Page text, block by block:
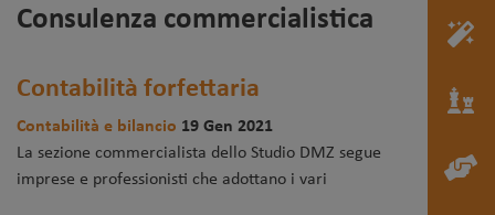
Consulenza commercialistica
Contabilità forfettaria
Contabilità e bilancio 19 Gen 2021
La sezione commercialista dello Studio DMZ segue
imprese e professionisti che adottano i vari